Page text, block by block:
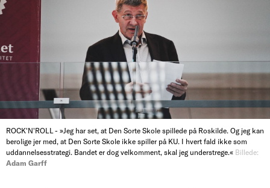
ROCK'N'ROLL - »Jeg har set, at Den Sorte Skole spillede på Roskilde. Og jeg kan
berolige jer med, at Den Sorte Skole ikke spiller på KU. I hvert fald ikke som
uddannelsesstrategi. Bandet er dog velkomment, skal jeg understrege.« Billede:
Adam Garff